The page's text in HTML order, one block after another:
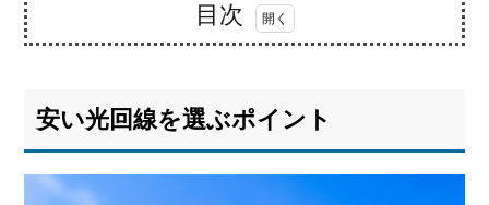
目次
い
光
回
線
を
安い光回線を選ぶポイント